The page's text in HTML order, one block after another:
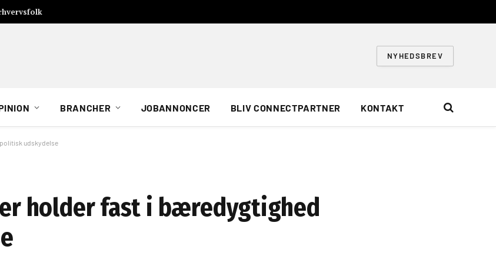
NYHEDSBREV
BRANCHER JOBANNONCER BLIV CONNECTPARTNER KONTAKT
udskydelse
holder fast i bæredygtighed